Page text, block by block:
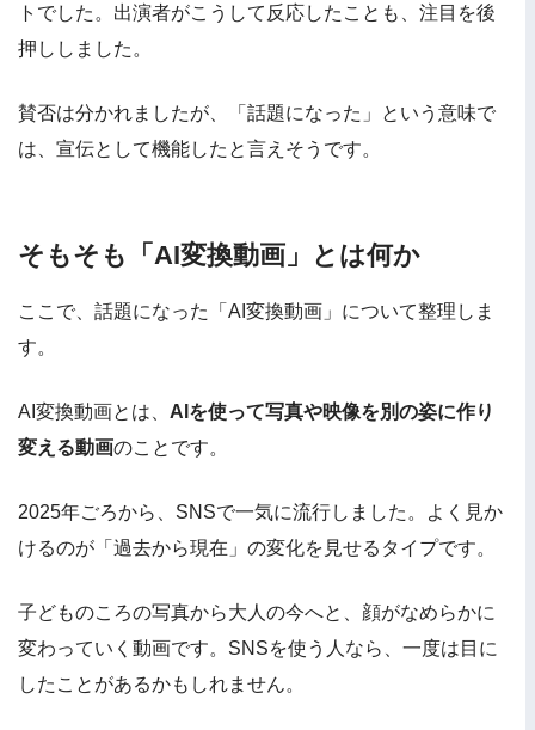
トでした。出演者がこうして反応したことも、注目を後
押ししました。
賛否は分かれましたが、「話題になった」という意味で
は、宣伝として機能したと言えそうです。
そもそも「AI変換動画」とは何か
ここで、話題になった「AI変換動画」について整理しま
す。
AI変換動画とは、 AIを使って写真や映像を別の姿に作り
変える動画のことです。
2025年ごろから、SNSで一気に流行しました。よく見か
けるのが「過去から現在」の変化を見せるタイプです。
子どものころの写真から大人の今へと、顔がなめらかに
変わっていく動画です。SNSを使う人なら、一度は目に
したことがあるかもしれません。